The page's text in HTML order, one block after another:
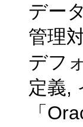
デー
管理
デフ
定義,
「